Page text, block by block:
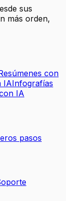
sus
más orden,
con
IAInfografías
IA
pasos